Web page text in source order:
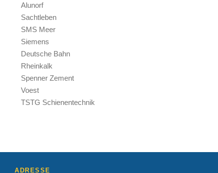
Alunorf
Sachtleben
SMS Meer
Siemens
Deutsche Bahn
Rheinkalk
Spenner Zement
Voest
TSTG Schienentechnik
ADRESSE